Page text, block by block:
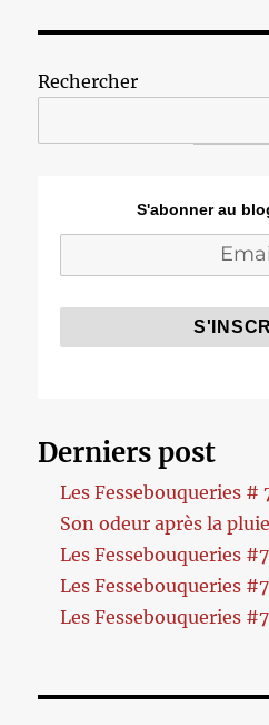
Rechercher
S'abonner au
Derniers post
Les Fessebouqueries #
Son odeur après la pluie
Les Fessebouqueries
Les Fessebouqueries
Les Fessebouqueries